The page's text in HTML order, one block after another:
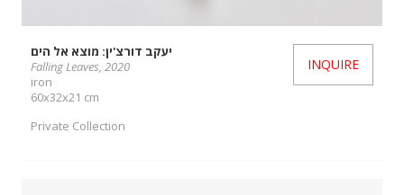
יעקב דורצ'ין: מוצא אל הים
Falling Leaves, 2020
iron
60x32x21 cm
Private Collection
INQUIRE